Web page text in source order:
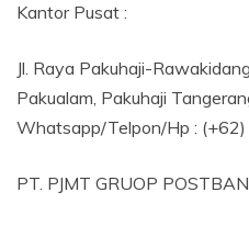
Kantor Pusat :
Jl. Raya Pakuhaji-
Pakualam, Pakuhaji
Whatsapp/Telpon/Hp :
PT. PJMT GRUOP